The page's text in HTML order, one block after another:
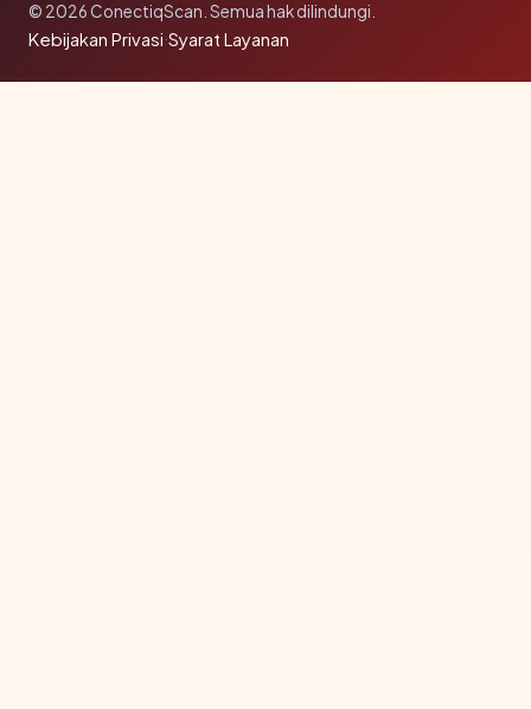
© 2026 ConectiqScan. Semua hak dilindungi.
Kebijakan Privasi·Syarat Layanan